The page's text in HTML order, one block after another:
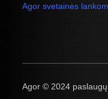
Agor svetainės
Agor © 2024 paslaugų